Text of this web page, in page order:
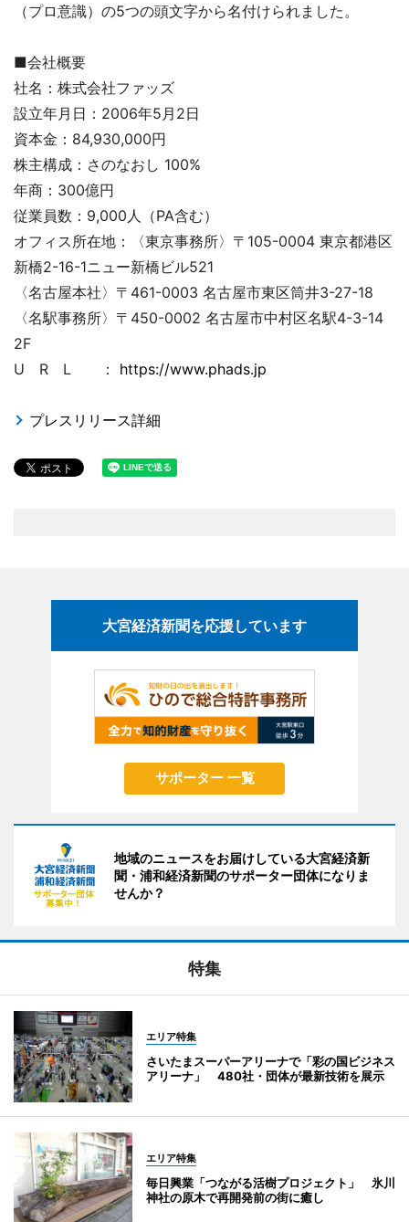
（プロ意識）の5つの頭文字から名付けられました。
■会社概要
社名：株式会社ファッズ
設立年月日：2006年5月2日
資本金：84,930,000円
株主構成：さのなおし 100%
年商：300億円
従業員数：9,000人（PA含む）
オフィス所在地：〈東京事務所〉〒105-0004 東京都港区
新橋2-16-1ニュー新橋ビル521
〈名古屋本社〉〒461-0003 名古屋市東区筒井3-27-18
〈名駅事務所〉〒450-0002 名古屋市中村区名駅4-3-14
2F
U R L ： https://www.phads.jp
プレスリリース詳細
大宮経済新聞を応援しています
サポーター 一覧
地域のニュースをお届けしている大宮経済新
聞・浦和経済新聞のサポーター団体になりま
せんか？
特集
エリア特集
さいたまスーパーアリーナで「彩の国ビジネス
アリーナ」 480社・団体が最新技術を展示
エリア特集
毎日興業「つながる活樹プロジェクト」 氷川
神社の原木で再開発前の街に癒し